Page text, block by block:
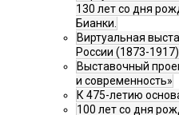
130 лет со дня
Бианки.
Виртуальная
России (1873-
Выставочный
и современность»
К 475-летию
100 лет со дня